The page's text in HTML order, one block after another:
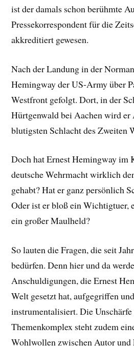
ist der damals schon berühmte
Pressekorrespondent für die
akkreditiert gewesen.
Nach der Landung in der
Hemingway der US-Army über
Westfront gefolgt. Dort, in der
Hürtgenwald bei Aachen wird er
blutigsten Schlacht des Zweiten
Doch hat Ernest Hemingway im
deutsche Wehrmacht wirklich
gehabt? Hat er ganz persönlich
Oder ist er bloß ein Wichtigtuer,
ein großer Maulheld?
So lauten die Fragen, die seit
bedürfen. Denn hier und da
Anschuldigungen, die Ernest
Welt gesetzt hat, aufgegriffen
instrumentalisiert. Die Unschärfe
Themenkomplex steht zudem
Wohlwollen zwischen Autor